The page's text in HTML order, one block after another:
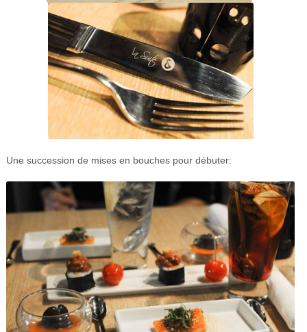
Une succession de mises en bouches pour débuter: